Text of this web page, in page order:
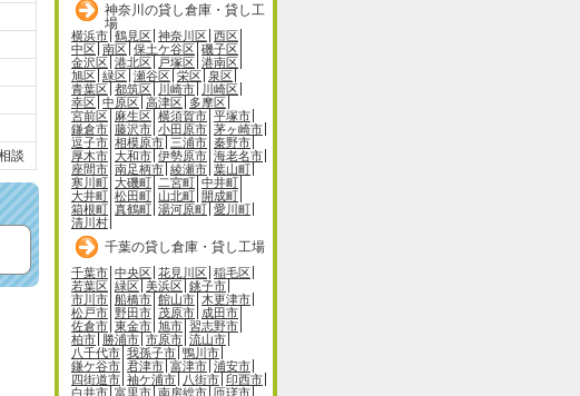
談
神奈川の貸し倉庫・貸し工
場
横浜市 鶴見区 神奈川区 西区
中区 南区 保土ケ谷区 磯子区
金沢区 港北区 戸塚区 港南区
旭区 緑区 瀬谷区 栄区 泉区
青葉区 都筑区 川崎市
川崎区
幸区 中原区 高津区 多摩区
宮前区 麻生区 横須賀市 平塚市
鎌倉市 藤沢市 小田原市 茅ヶ崎市
逗子市 相模原市 三浦市 秦野市
厚木市 大和市 伊勢原市 海老名市
座間市 南足柄市 綾瀬市 葉山町
寒川町 大磯町 二宮町 中井町
大井町 松田町 山北町 開成町
箱根町 真鶴町 湯河原町 愛川町
清川村
千葉の貸し倉庫・貸し工場
千葉市 中央区 花見川区 稲毛区
若葉区 緑区 美浜区 銚子市
市川市 船橋市 館山市 木更津市
松戸市 野田市 茂原市 成田市
佐倉市 東金市 旭市 習志野市
柏市 勝浦市 市原市 流山市
八千代市 我孫子市 鴨川市
鎌ケ谷市 君津市 富津市 浦安市
四街道市 袖ケ浦市 八街市 印西市
白井市 富里市 南房総市 匝瑳市